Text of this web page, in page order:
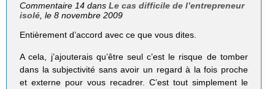
Commentaire 14 dansLe cas difficile de l’entrepreneur
isolé, le 8 novembre 2009
Entièrement d’accord avec ce que vous dites.
A cela, j’ajouterais qu’être seul c’est le risque de tomber
dans la subjectivité sans avoir un regard à la fois proche
et externe pour vous recadrer. C’est tout simplement le